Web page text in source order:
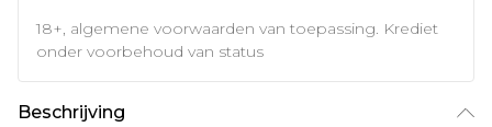
18+, algemene voorwaarden van toepassing. Krediet
onder voorbehoud van status
Beschrijving